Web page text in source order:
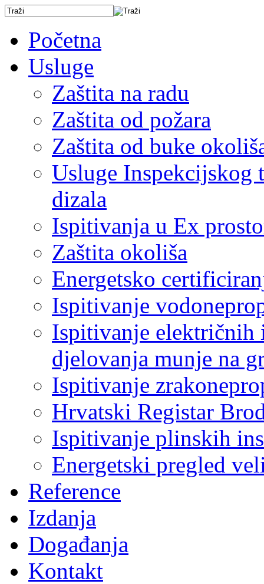
Početna
Usluge
Zaštita na radu
Zaštita od požara
Zaštita od buke
Usluge Inspekcijskog
dizala
Ispitivanja u Ex
Zaštita okoliša
Energetsko
Ispitivanje
Ispitivanje električnih
djelovanja munje na
Ispitivanje
Hrvatski Registar
Ispitivanje plinskih
Energetski pregled
Reference
Izdanja
Događanja
Kontakt